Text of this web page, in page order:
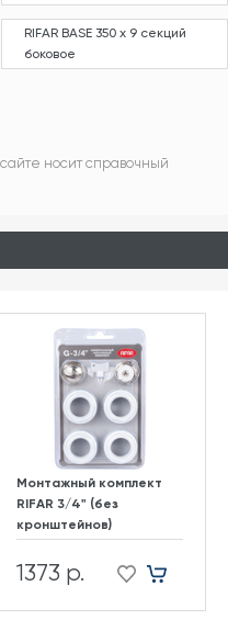
RIFAR BASE 350 х 9 секций
боковое
носит справочный
Монтажный комплект
RIFAR 3/4" (без
кронштейнов)
1373 р.